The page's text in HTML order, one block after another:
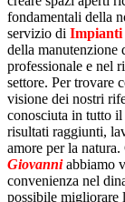
fondamentali della
servizio di Impianti
della manutenzione
professionale e nel
settore. Per trovare
visione dei nostri
conosciuta in tutto
risultati raggiunti,
amore per la
Giovanniabbiamo
convenienza nel
possibile migliorare